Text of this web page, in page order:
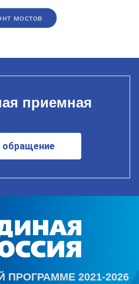
мостов
приемная
обращение
2021-2026